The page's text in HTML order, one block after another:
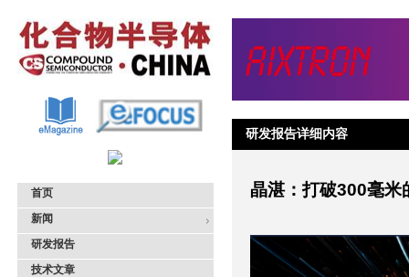
首页
新闻
研发报告
技术文章
研发报告详细内容
晶湛：打破300毫米